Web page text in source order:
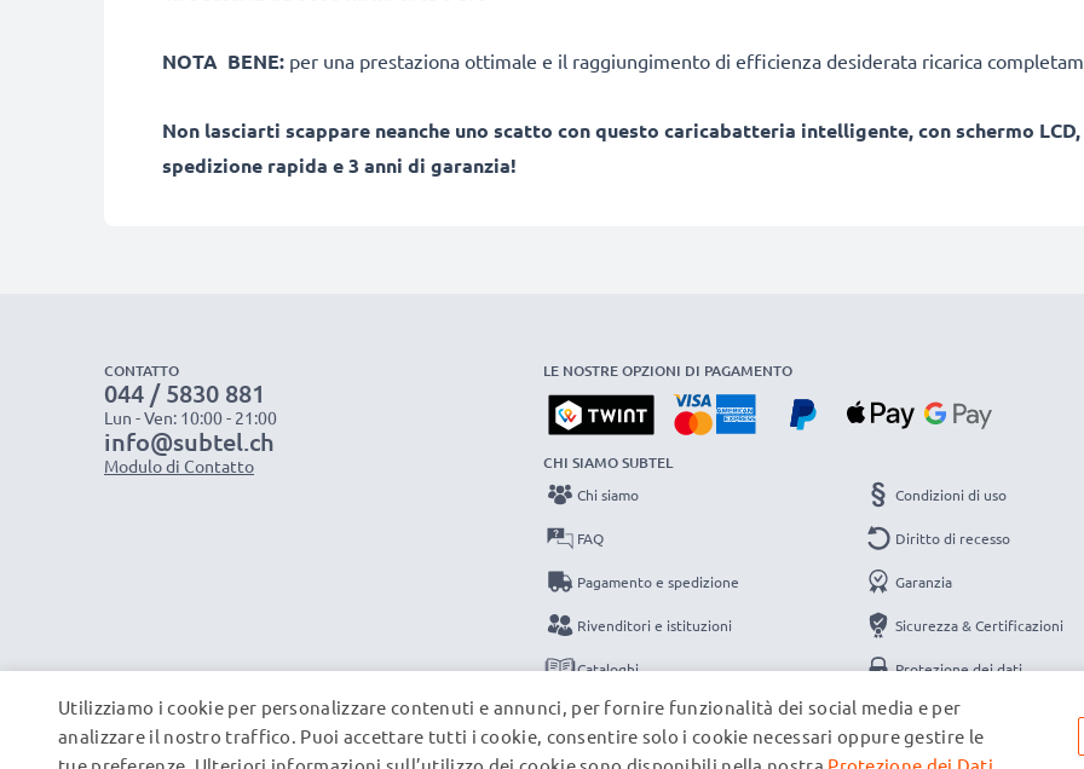
NOTA BENE: per una prestaziona ottimale e il raggiungimento di efficienza desiderata ricarica
Non lasciarti scappare neanche uno scatto con questo caricabatteria intelligente, con schermo
spedizione rapida e 3 anni di garanzia!
CONTATTO
044 / 5830 881
Lun - Ven: 10:00 - 21:00
info@subtel.ch
Modulo di Contatto
LE NOSTRE OPZIONI DI PAGAMENTO
CHI SIAMO SUBTEL
Chi siamo
FAQ
Pagamento e spedizione
Rivenditori e istituzioni
Cataloghi
Contatti
Condizioni di uso
Diritto di recesso
Garanzia
Sicurezza & Certificazioni
Protezione dei dati
Note legali
Utilizziamo i cookie per personalizzare contenuti e annunci, per fornire funzionalità dei social media e per
analizzare il nostro traffico. Puoi accettare tutti i cookie, consentire solo i cookie necessari oppure gestire le